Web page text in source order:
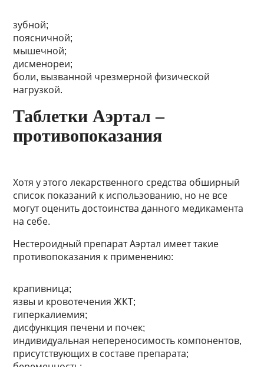
зубной;
поясничной;
мышечной;
дисменореи;
боли, вызванной чрезмерной физической
нагрузкой.
Таблетки Аэртал –
противопоказания
Хотя у этого лекарственного средства обширный
список показаний к использованию, но не все
могут оценить достоинства данного медикамента
на себе.
Нестероидный препарат Аэртал имеет такие
противопоказания к применению:
крапивница;
язвы и кровотечения ЖКТ;
гиперкалиемия;
дисфункция печени и почек;
индивидуальная непереносимость компонентов,
присутствующих в составе препарата;